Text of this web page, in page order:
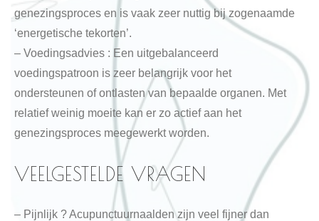
genezingsproces en is vaak zeer nuttig bij zogenaamde
‘energetische tekorten’.
– Voedingsadvies : Een uitgebalanceerd
voedingspatroon is zeer belangrijk voor het
ondersteunen of ontlasten van bepaalde organen. Met
relatief weinig moeite kan er zo actief aan het
genezingsproces meegewerkt worden.
VEELGESTELDE VRAGEN
– Pijnlijk ? Acupunctuurnaalden zijn veel fijner dan